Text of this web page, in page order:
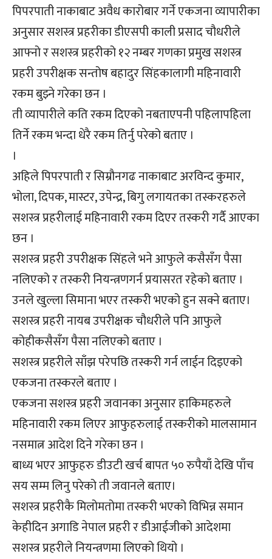
पिपरपाती नाकाबाट अवैध कारोबार गर्ने एकजना व्यापारीका
अनुसार सशस्त्र प्रहरीका डीएसपी काली प्रसाद चौधरीले
आफ्नो र सशस्त्र प्रहरीको १२ नम्बर गणका प्रमुख सशस्त्र
प्रहरी उपरीक्षक सन्तोष बहादुर सिंहकालागी महिनावारी
रकम बुझ्ने गरेका छन ।
ती व्यापारीले कति रकम दिएको नबताएपनी पहिलापहिला
तिर्ने रकम भन्दा धेरै रकम तिर्नु परेको बताए ।
।
अहिले पिपरपाती र सिम्रौनगढ नाकाबाट अरविन्द कुमार,
भोला, दिपक, मास्टर, उपेन्द्र, बिगु लगायतका तस्करहरुले
सशस्त्र प्रहरीलाई महिनावारी रकम दिएर तस्करी गर्दै आएका
छन ।
सशस्त्र प्रहरी उपरीक्षक सिंहले भने आफुले कसैसँग पैसा
नलिएको र तस्करी नियन्त्रणगर्न प्रयासरत रहेको बताए ।
उनले खुल्ला सिमाना भएर तस्करी भएको हुन सक्ने बताए।
सशस्त्र प्रहरी नायब उपरीक्षक चौधरीले पनि आफुले
कोहीकसैसँग पैसा नलिएको बताए ।
सशस्त्र प्रहरीले साँझ परेपछि तस्करी गर्न लाईन दिइएको
एकजना तस्करले बताए ।
एकजना सशस्त्र प्रहरी जवानका अनुसार हाकिमहरुले
महिनावारी रकम लिएर आफुहरुलाई तस्करीको मालसामान
नसमात्न आदेश दिने गरेका छन ।
बाध्य भएर आफुहरु डीउटी खर्च बापत ५० रुपैयाँ देखि पाँच
सय सम्म लिनु परेको ती जवानले बताए।
सशस्त्र प्रहरीकै मिलोमतोमा तस्करी भएको विभिन्न समान
केहीदिन अगाडि नेपाल प्रहरी र डीआईजीको आदेशमा
सशस्त्र प्रहरीले नियन्त्रणमा लिएको थियो ।